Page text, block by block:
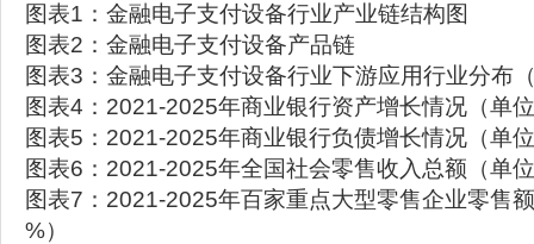
图表1：金融电子支付设备行业产业链结构图
图表2：金融电子支付设备产品链
图表3：金融电子支付设备行业下游应用行业分布
图表4：2021-2025年商业银行资产增长情况（单
图表5：2021-2025年商业银行负债增长情况（单
图表6：2021-2025年全国社会零售收入总额（单
图表7：2021-2025年百家重点大型零售企业零售
%）